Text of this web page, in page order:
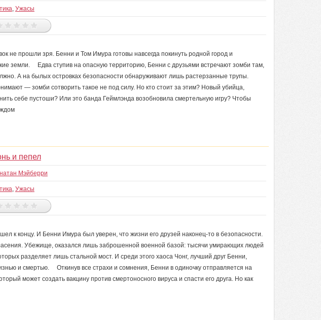
, Ужасы
не прошли зря. Бенни и Том Имура готовы навсегда покинуть родной город и
земли. Едва ступив на опасную территорию, Бенни с друзьями встречают зомби там,
А на былых островках безопасности обнаруживают лишь растерзанные трупы.
— зомби сотворить такое не под силу. Но кто стоит за этим? Новый убийца,
себе пустоши? Или это банда Геймлэнда возобновила смертельную игру? Чтобы
и пепел
Мэйберри
, Ужасы
к концу. И Бенни Имура был уверен, что жизни его друзей наконец-то в безопасности.
Убежище, оказался лишь заброшенной военной базой: тысячи умирающих людей
разделяет лишь стальной мост. И среди этого хаоса Чонг, лучший друг Бенни,
и смертью. Откинув все страхи и сомнения, Бенни в одиночку отправляется на
может создать вакцину против смертоносного вируса и спасти его друга. Но как